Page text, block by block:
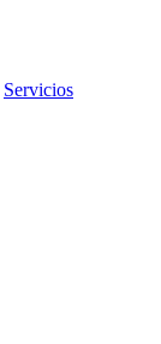
Servicios